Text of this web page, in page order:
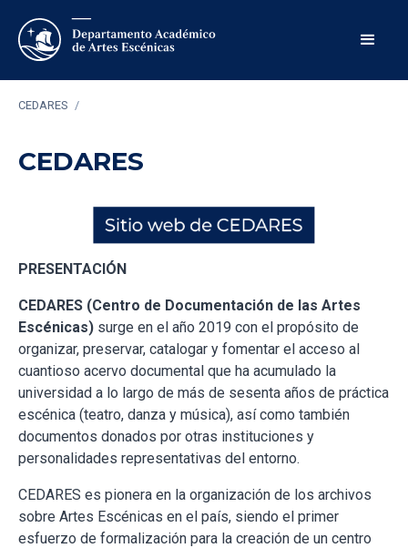
CEDARES /
CEDARES
PRESENTACIÓN
CEDARES (Centro de Documentación de las Artes
Escénicas) surge en el año 2019 con el propósito de
organizar, preservar, catalogar y fomentar el acceso al
cuantioso acervo documental que ha acumulado la
universidad a lo largo de más de sesenta años de práctica
escénica (teatro, danza y música), así como también
documentos donados por otras instituciones y
personalidades representativas del entorno.
CEDARES es pionera en la organización de los archivos
sobre Artes Escénicas en el país, siendo el primer
esfuerzo de formalización para la creación de un centro